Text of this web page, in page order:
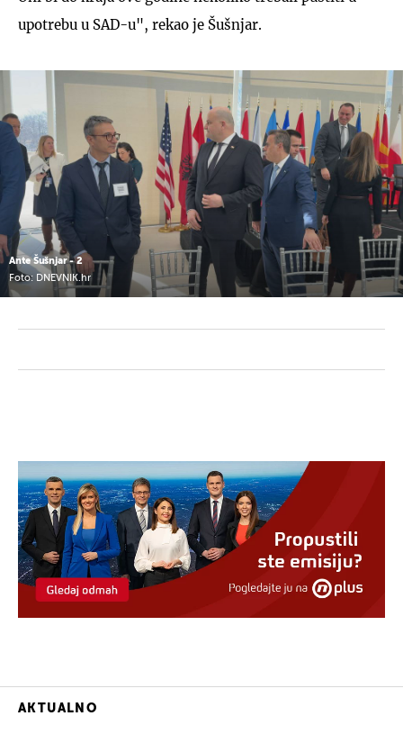
upotrebu u SAD-u", rekao je Šušnjar.
Ante Šušnjar - 2
Foto: DNEVNIK.hr
AKTUALNO